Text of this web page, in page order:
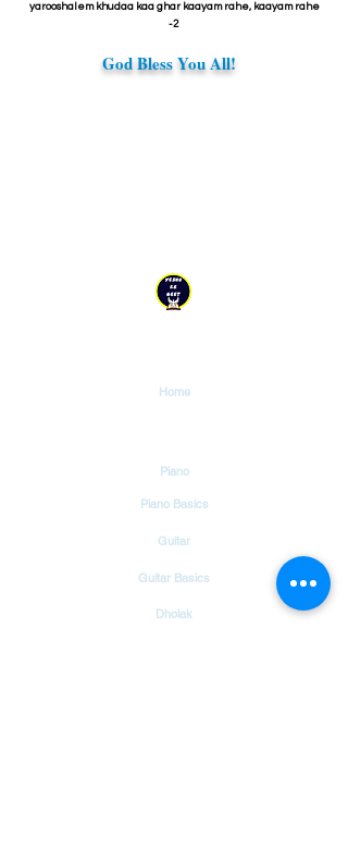
yarooshalem khudaa kaa ghar kaayam rahe, kaayam rahe
-2
God Bless You All!
Home
Piano
Piano Basics
Guitar
Guitar Basics
Dholak